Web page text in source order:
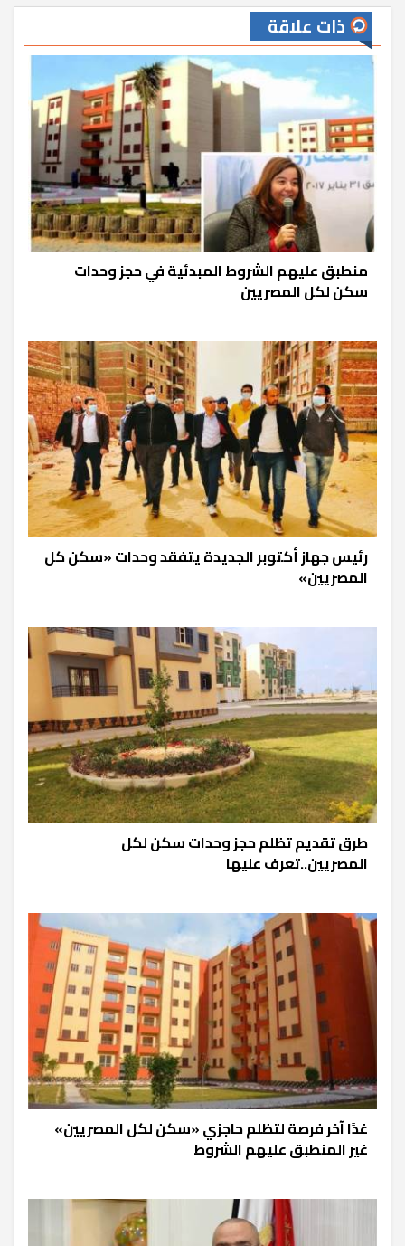
ذات علاقة
منطبق عليهم الشروط المبدئية في حجز وحدات
سكن لكل المصريين
رئيس جهاز أكتوبر الجديدة يتفقد وحدات «سكن كل
المصريين»
طرق تقديم تظلم حجز وحدات سكن لكل
المصريين..تعرف عليها
غدًا آخر فرصة لتظلم حاجزي «سكن لكل المصريين»
غير المنطبق عليهم الشروط